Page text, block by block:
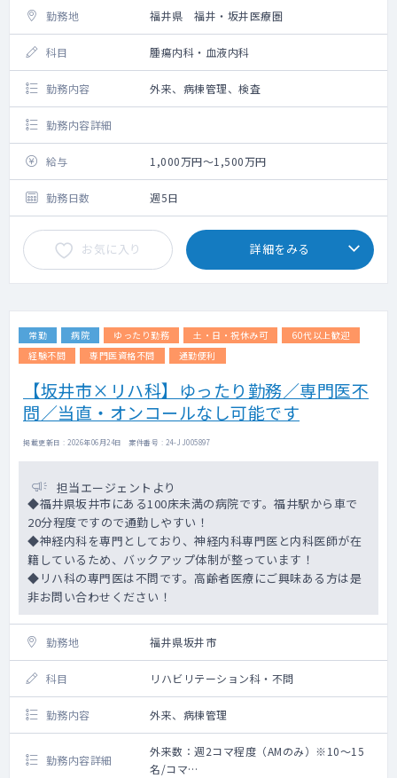
勤務地 福井県 福井・坂井医療圏
科目 腫瘍内科・血液内科
勤務内容 外来、病棟管理、検査
勤務内容詳細
給与 1,000万円～1,500万円
勤務日数 週5日
お気に入り 詳細をみる
常勤 病院 ゆったり勤務 土・日・祝休み可
60代以上歓迎
経験不問
専門医資格不問 通勤便利
【坂井市×リハ科】ゆったり勤務／専門医不
問／当直・オンコールなし可能です
掲載更新日 : 2026年06月24日 案件番号 : 24-JJ005897
担当エージェントより
◆福井県坂井市にある100床未満の病院です。福井駅から車で
20分程度ですので通勤しやすい！
◆神経内科を専門としており、神経内科専門医と内科医師が在
籍しているため、バックアップ体制が整っています！
◆リハ科の専門医は不問です。高齢者医療にご興味ある方は是
非お問い合わせください！
勤務地 福井県坂井市
科目 リハビリテーション科・不問
勤務内容 外来、病棟管理
勤務内容詳細
外来数：週2コマ程度（AMのみ）※10～15
名/コマ